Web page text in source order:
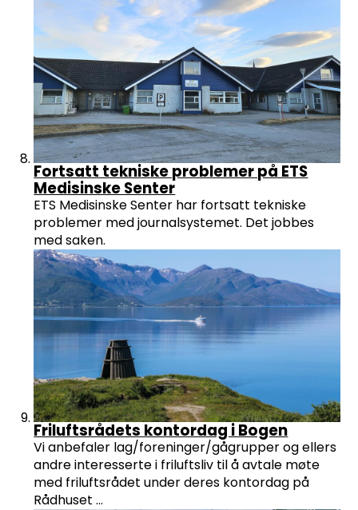
Fortsatt tekniske problemer på ETS
Medisinske Senter
ETS Medisinske Senter har fortsatt tekniske
problemer med journalsystemet. Det jobbes
med saken.
Friluftsrådets kontordag i Bogen
Vi anbefaler lag/foreninger/gågrupper og ellers
andre interesserte i friluftsliv til å avtale møte
med friluftsrådet under deres kontordag på
Rådhuset ...